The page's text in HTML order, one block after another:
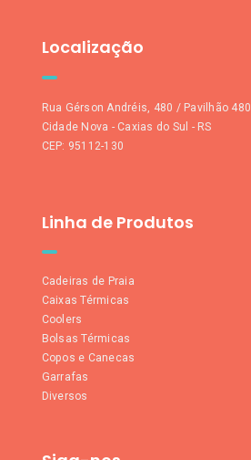
Localização
Rua Gérson Andréis, 480 / Pavilhão 480
Cidade Nova - Caxias do Sul - RS
CEP: 95112-130
Linha de Produtos
Cadeiras de Praia
Caixas Térmicas
Coolers
Bolsas Térmicas
Copos e Canecas
Garrafas
Diversos